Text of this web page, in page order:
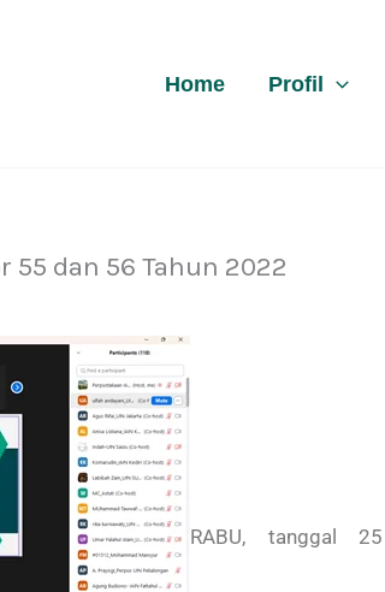
Home Profil
55 dan 56 Tahun 2022
RABU, tanggal